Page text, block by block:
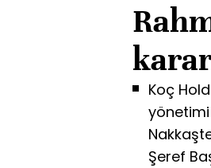
Koç
yönetimi
Şeref